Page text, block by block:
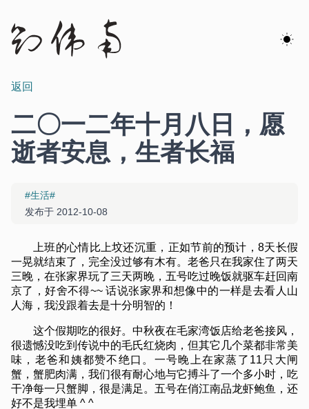
返回
二〇一二年十月八日，愿
逝者安息，生者长福
#生活#
发布于 2012-10-08
上班的心情比上坟还沉重，正如节前的预计，8天长假
一晃就结束了，完全没过够有木有。老爸只在我家住了两天
三晚，在张家界玩了三天两晚，五号吃过晚饭就驱车赶回南
京了，好舍不得~~ 话说张家界和想像中的一样是去看人山
人海，我没跟着去是十分明智的！
这个假期吃的很好。中秋夜在毛家湾饭店给老爸接风，
很遗憾没吃到传说中的毛氏红烧肉，但其它几个菜都非常美
味，老爸和姨都赞不绝口。一号晚上在家蒸了11只大闸
蟹，蟹肥肉满，我们很有耐心地与它搏斗了一个多小时，吃
干净每一只蟹脚，很是满足。五号在俏江南品龙虾鲍鱼，还
好不是我埋单 ^ ^